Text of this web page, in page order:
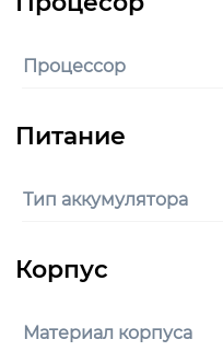
Процессор
Тип аккумулятора
Материал корпуса